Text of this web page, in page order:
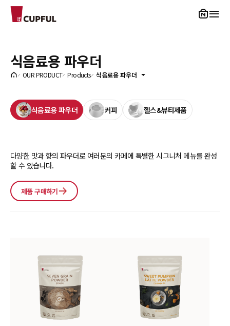
식음료용 파우더
OUR PRODUCT Products 식음료용 파우더
식음료용 파우더 커피 헬스&뷰티제품
다양한 맛과 향의 파우더로 여러분의 카페에 특별한 시그니처 메뉴를 완성
할 수 있습니다.
제품 구매하기